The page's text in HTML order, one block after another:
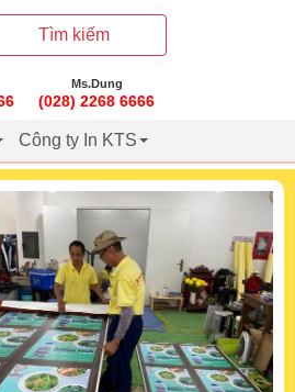
Tìm kiếm
Ms.Dung
(028) 2268 6666
Công ty In KTS